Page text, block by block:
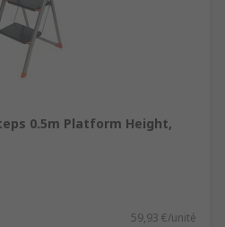
0.5m Platform Height,
59,93 €/unité